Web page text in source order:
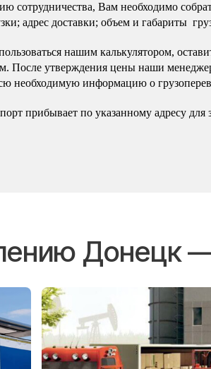
сотрудничества, Вам необходимо
адрес доставки; объем и габариты
нашим калькулятором,
После утверждения цены наши
необходимую информацию о
прибывает по указанному адресу для
Донецк